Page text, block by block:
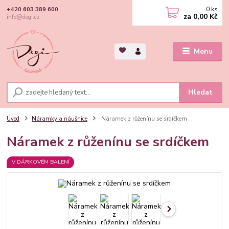
Menu
Hledat
+420 603 389 600
info@degi.cz
0 ks
za 0,00 Kč
Úvod Náramky a náušnice Náramek z růženínu se srdíčkem
Náramek z růženínu se srdíčkem
V DÁRKOVÉM BALENÍ